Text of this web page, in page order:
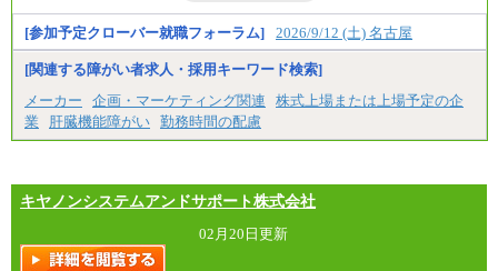
◆パート・アルバイト
時給制：最低時給額 1,050円～ ※勤務地により異な
る。
【エアサーブ】
月給223,000円～
・試用期間中も給与変更なし
[参加予定クローバー就職フォーラム] 2026/9/12 (土) 名古屋
[関連する障がい者求人・採用キーワード検索]
メーカー
企画・マーケティング関連
株式上場または上場予定の企
業
肝臓機能障がい 勤務時間の配慮
キヤノンシステムアンドサポート株式会社
02月20日更新